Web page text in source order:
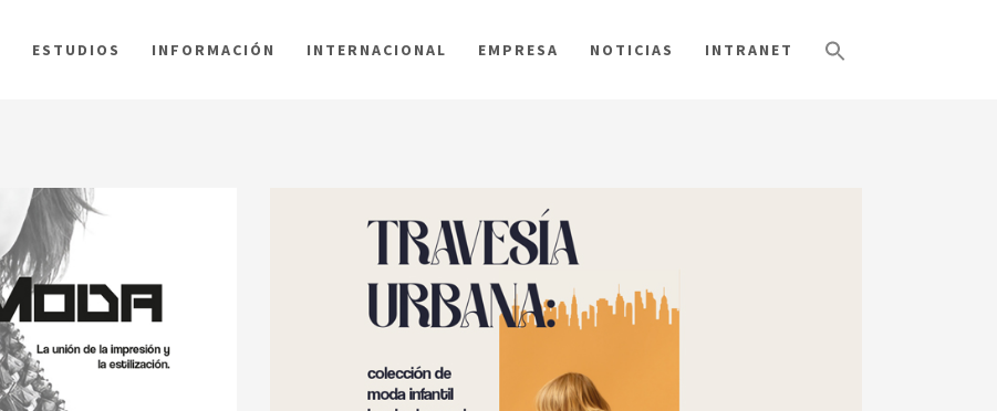
ESTUDIOS INFORMACIÓN INTERNACIONAL EMPRESA NOTICIAS INTRANET